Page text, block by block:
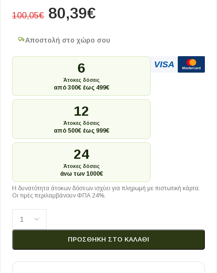
100,05€ 80,39€
Αποστολή στο χώρο σου
6
Άτοκες δόσεις
από 300€ έως 499€
12
Άτοκες δόσεις
από 500€ έως 999€
24
Άτοκες δόσεις
άνω των 1000€
VISA Mastercard
Η δυνατότητα άτοκων δόσεων ισχύει για πληρωμή με πιστωτική κάρτα.
Οι τιμές περιλαμβάνουν ΦΠΑ 24%.
ΠΡΟΣΘΉΚΗ ΣΤΟ ΚΑΛΆΘΙ